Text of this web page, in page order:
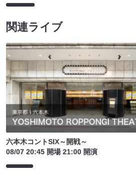
関連ライブ
六本木コントSIX～開戦～
08/07 20:45 開場 21:00 開演